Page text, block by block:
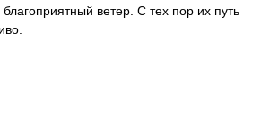
ветер. С тех пор их путь